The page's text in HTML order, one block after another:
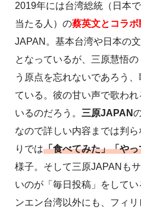
2019年には台湾総統（日本
当たる人）の蔡英文とコラボ
JAPAN。基本台湾や日本の
となっているが、三原慧悟
う原点を忘れないであろう
ている。彼の甘い声で歌わ
いるのだろう。 三原JAPAN
なので詳しい内容までは判
りでは「食べてみた」「や
様子。そして三原JAPANも
いのが「毎日投稿」をして
ンエン台湾以外にも、フィ